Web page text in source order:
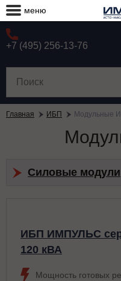
меню
+7 (495) 256-13-76
Главная ИБП Модульные
Силовые модули
ИБП ИМПУЛЬС
120 кВА
Мощность готовых